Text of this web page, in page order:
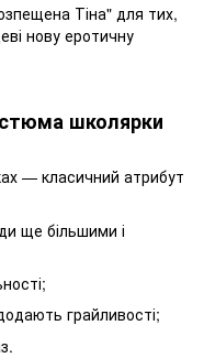
Тіна" для тих,
нову еротичну
школярки
— класичний атрибут
ще більшими і
грайливості;